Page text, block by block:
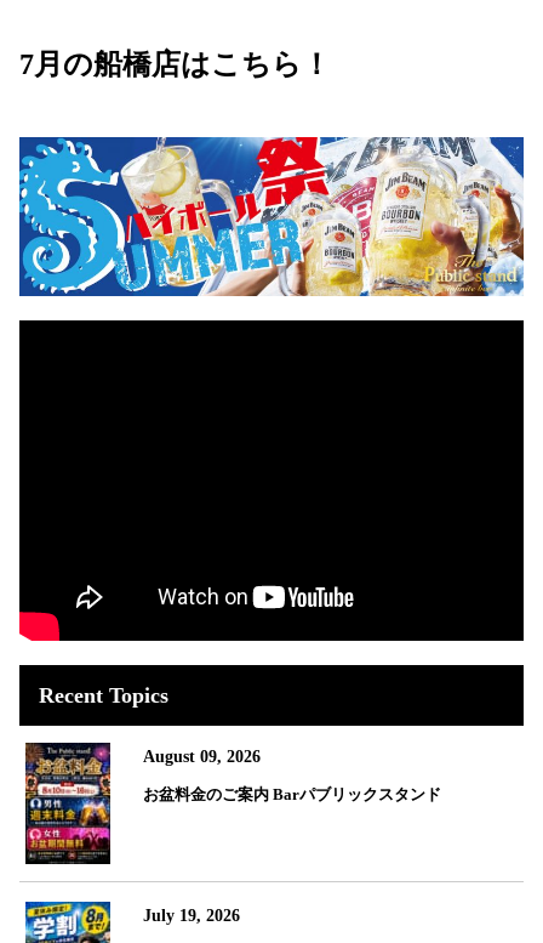
7月の船橋店はこちら！
Recent Topics
August 09, 2026
お盆料金のご案内 Barパブリックスタンド
July 19, 2026